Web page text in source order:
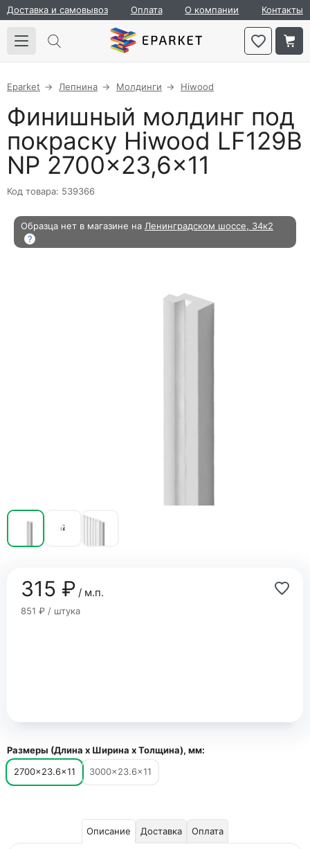
Доставка и самовывоз Оплата О компании Контакты
Eparket Лепнина Молдинги Hiwood
Финишный молдинг под
покраску Hiwood LF129B
NP 2700×23,6×11
Код товара: 539366
Образца нет в магазине на Ленинградском шоссе, 34к2
?
315 ₽/ м.п.
851 ₽ / штука
Размеры (Длина х Ширина х Толщина), мм:
2700×23.6×11
3000×23.6×11
Описание Доставка Оплата